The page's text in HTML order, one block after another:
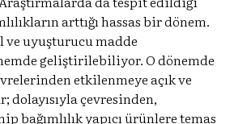
arttığı hassas bir dönem.
uyuşturucu madde
geliştirilebiliyor. O dönemde
etkilenmeye açık ve
dolayısıyla çevresinden,
bağımlılık yapıcı ürünlere temas